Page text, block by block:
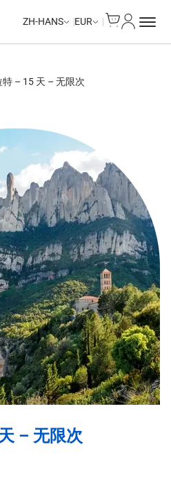
ZH-HANS EUR
– 15 天 – 无限次
– 无限次